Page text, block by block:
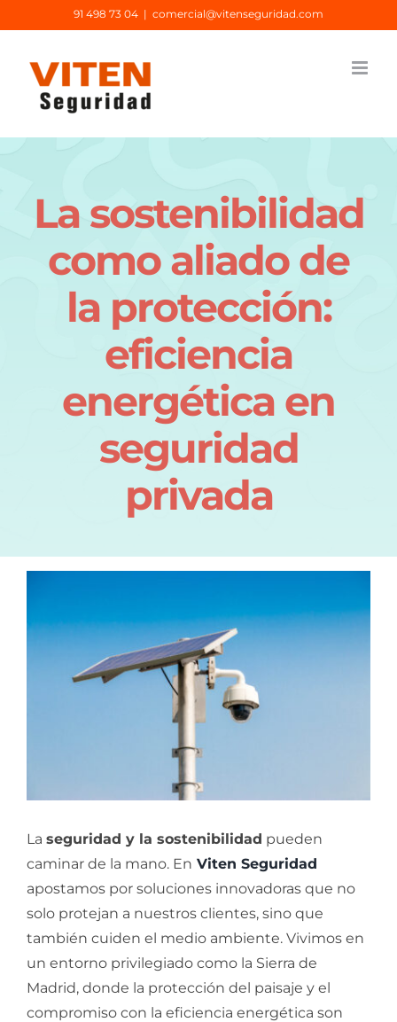
al
contenido
91 498 73 04 | comercial@vitenseguridad.com
La sostenibilidad
como aliado de
la protección:
eficiencia
energética en
seguridad
privada
La seguridad y la sostenibilidad pueden
caminar de la mano. En Viten Seguridad
apostamos por soluciones innovadoras que no
solo protejan a nuestros clientes, sino que
también cuiden el medio ambiente. Vivimos en
un entorno privilegiado como la Sierra de
Madrid, donde la protección del paisaje y el
compromiso con la eficiencia energética son